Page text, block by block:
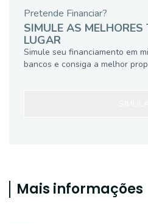
Pretende Financiar?
SIMULE AS
LUGAR
Simule seu financiamento em
bancos e consiga a melhor
Mais informações